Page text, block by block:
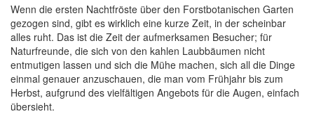
Wenn die ersten Nachtfröste über den Forstbotanischen Garten
gezogen sind, gibt es wirklich eine kurze Zeit, in der scheinbar
alles ruht. Das ist die Zeit der aufmerksamen Besucher; für
Naturfreunde, die sich von den kahlen Laubbäumen nicht
entmutigen lassen und sich die Mühe machen, sich all die Dinge
einmal genauer anzuschauen, die man vom Frühjahr bis zum
Herbst, aufgrund des vielfältigen Angebots für die Augen, einfach
übersieht.